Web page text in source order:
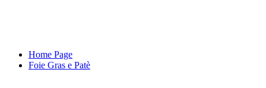
Home Page
Foie Gras e Patè